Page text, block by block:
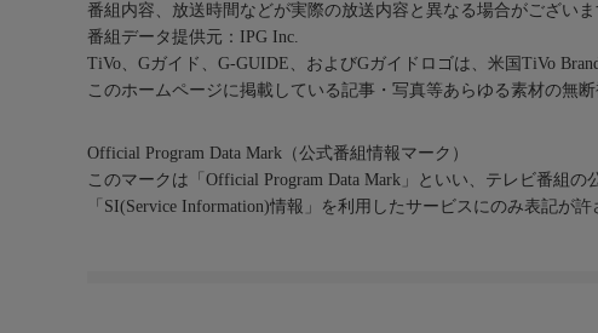
番組内容、放送時間などが実際の放送内容と異なる場合がございま
番組データ提供元：IPG Inc.
TiVo、Gガイド、G-GUIDE、およびGガイドロゴは、米国TiVo
このホームページに掲載している記事・写真等あらゆる素材の無断
Official Program Data Mark（公式番組情報マーク）
このマークは「Official Program Data Mark」といい、テレビ番組の
「SI(Service Information)情報」を利用したサービスにのみ表記が許